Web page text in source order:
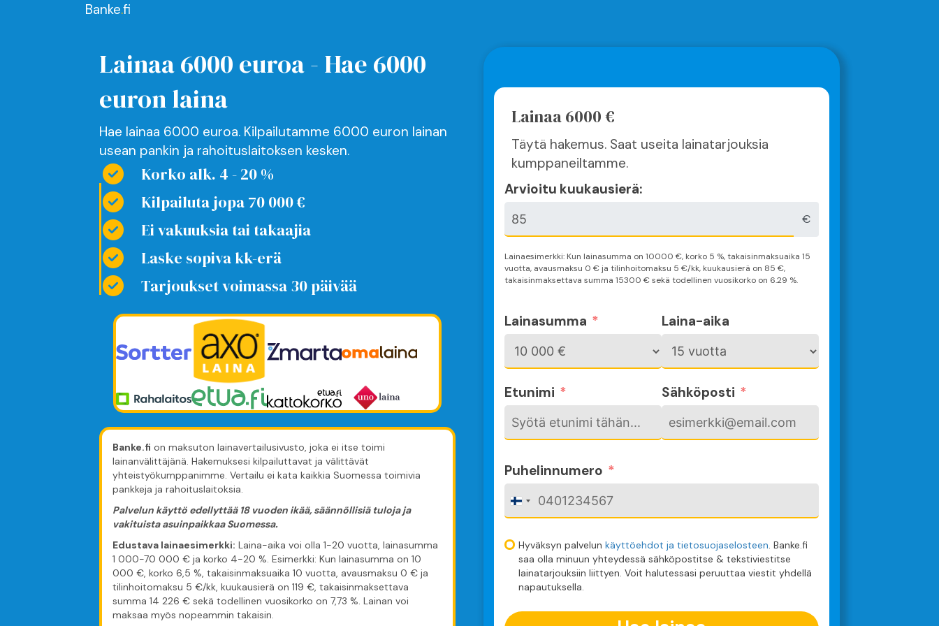
Banke.fi
Lainaa 6000 euroa - Hae 6000
euron laina
Hae lainaa 6000 euroa. Kilpailutamme 6000 euron lainan
usean pankin ja rahoituslaitoksen kesken.
Korko alk. 4 - 20 %
Kilpailuta jopa 70 000 €
Ei vakuuksia tai takaajia
Laske sopiva kk-erä
Tarjoukset voimassa 30 päivää
Banke.fi on maksuton lainavertailusivusto, joka ei itse toimi
lainanvälittäjänä. Hakemuksesi kilpailuttavat ja välittävät
yhteistyökumppanimme. Vertailu ei kata kaikkia Suomessa toimivia
pankkeja ja rahoituslaitoksia.
Palvelun käyttö edellyttää 18 vuoden ikää, säännöllisiä tuloja ja
vakituista asuinpaikkaa Suomessa.
Edustava lainaesimerkki: Laina-aika voi olla 1-20 vuotta, lainasumma
1 000-70 000 € ja korko 4-20 %. Esimerkki: Kun lainasumma on 10
000 €, korko 6,5 %, takaisinmaksuaika 10 vuotta, avausmaksu 0 € ja
tilinhoitomaksu 5 €/kk, kuukausierä on 119 €, takaisinmaksettava
summa 14 226 € sekä todellinen vuosikorko on 7,73 %. Lainan voi
maksaa myös nopeammin takaisin.
Lainaa 6000 €
Täytä hakemus. Saat useita lainatarjouksia
kumppaneiltamme.
Arvioitu kuukausierä:
€
Lainaesimerkki: Kun lainasumma on 10000 €, korko 5 %, takaisinmaksuaika 15
vuotta, avausmaksu 0 € ja tilinhoitomaksu 5 €/kk, kuukausierä on 85 €,
takaisinmaksettava summa 15300 € sekä todellinen vuosikorko on 6.29 %.
Lainasumma Laina-aika
Etunimi Sähköposti
Puhelinnumero
F
n
l
a
Hyväksyn palvelun käyttöehdot ja tietosuojaselosteen. Banke.fi
saa olla minuun yhteydessä sähköpostitse & tekstiviestitse
lainatarjouksiin liittyen. Voit halutessasi peruuttaa viestit yhdellä
napautuksella.